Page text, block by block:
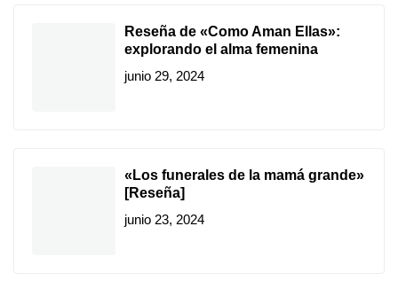
Reseña de «Como Aman Ellas»:
explorando el alma femenina
junio 29, 2024
«Los funerales de la mamá grande»
[Reseña]
junio 23, 2024